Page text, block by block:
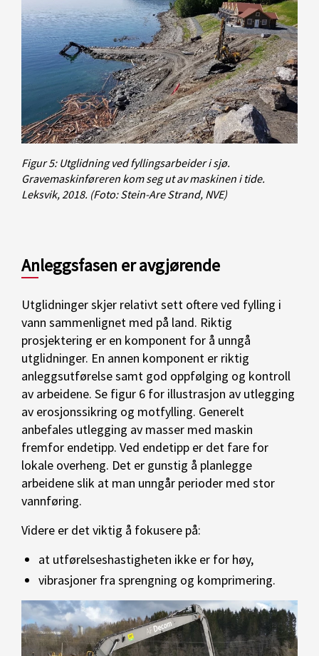
Figur 5: Utglidning ved fyllingsarbeider i sjø.
Gravemaskinføreren kom seg ut av maskinen i tide.
Leksvik, 2018. (Foto: Stein-Are Strand, NVE)
Anleggsfasen er avgjørende
Utglidninger skjer relativt sett oftere ved fylling i
vann sammenlignet med på land. Riktig
prosjektering er en komponent for å unngå
utglidninger. En annen komponent er riktig
anleggsutførelse samt god oppfølging og kontroll
av arbeidene. Se figur 6 for illustrasjon av utlegging
av erosjonssikring og motfylling. Generelt
anbefales utlegging av masser med maskin
fremfor endetipp. Ved endetipp er det fare for
lokale overheng. Det er gunstig å planlegge
arbeidene slik at man unngår perioder med stor
vannføring.
Videre er det viktig å fokusere på:
at utførelseshastigheten ikke er for høy,
vibrasjoner fra sprengning og komprimering.